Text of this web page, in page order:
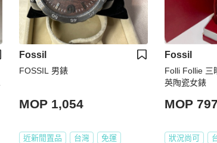
Fossil
FOSSIL 男錶
MOP 1,054
近新閒置品 台灣 免運
Fossil
Folli Follie 三
英陶瓷女錶
MOP 797
狀況尚可